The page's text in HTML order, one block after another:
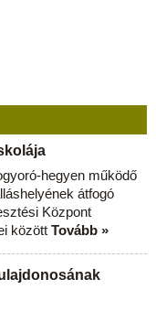
hegyen működő
átfogó
Központ
között Tovább »